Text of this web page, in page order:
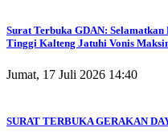
Surat Terbuka GDAN:
Tinggi Kalteng Jatuhi Vonis
Jumat, 17 Juli 2026 14:40
SURAT TERBUKA GERAKAN